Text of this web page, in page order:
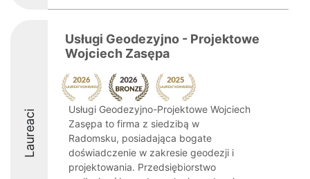
Laureaci
Usługi Geodezyjno - Projektowe
Wojciech Zasępa
Usługi Geodezyjno-Projektowe Wojciech
Zasępa to firma z siedzibą w
Radomsku, posiadająca bogate
doświadczenie w zakresie geodezji i
projektowania. Przedsiębiorstwo